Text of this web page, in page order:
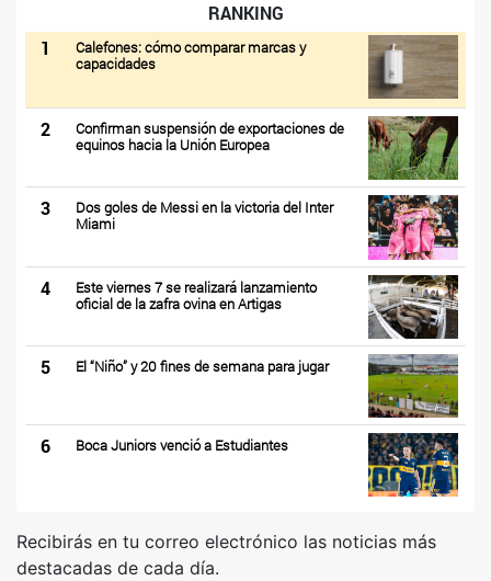
RANKING
1
Calefones: cómo comparar marcas y
capacidades
2
Confirman suspensión de exportaciones de
equinos hacia la Unión Europea
3
Dos goles de Messi en la victoria del Inter
Miami
4
Este viernes 7 se realizará lanzamiento
oficial de la zafra ovina en Artigas
5 El “Niño” y 20 fines de semana para jugar
6 Boca Juniors venció a Estudiantes
Recibirás en tu correo electrónico las noticias más
destacadas de cada día.